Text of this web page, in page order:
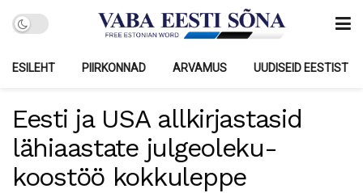
ESILEHT PIIRKONNAD ARVAMUS UUDISEID EESTIST
Eesti ja USA allkirjastasid
lähiaastate julgeoleku-
koostöö kokkuleppe